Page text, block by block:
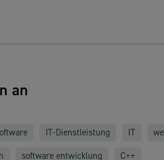
an
IT-Dienstleistung IT
software entwicklung C++